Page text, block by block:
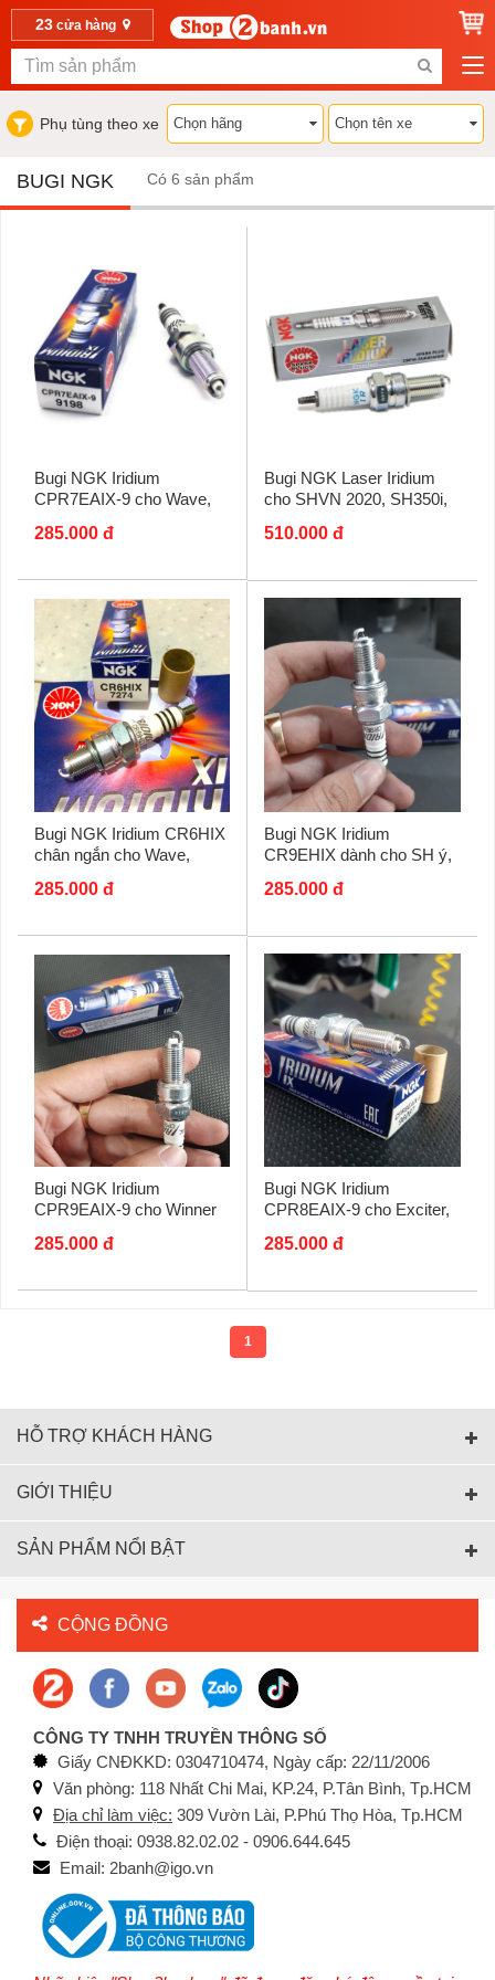
23cửa hàng
Phụ tùng theo xe
BUGI NGK Có 6 sản phẩm
Bugi NGK Iridium
CPR7EAIX-9 cho Wave,
285.000 đ
Bugi NGK Laser Iridium
cho SHVN 2020, SH350i,
ADV,...
510.000 đ
Bugi NGK Iridium CR6HIX
chân ngắn cho Wave,
285.000 đ
Bugi NGK Iridium
CR9EHIX dành cho SH ý,
285.000 đ
Bugi NGK Iridium
CPR9EAIX-9 cho Winner
PKL
285.000 đ
Bugi NGK Iridium
CPR8EAIX-9 cho Exciter,
chân dài...
285.000 đ
1
HỖ TRỢ KHÁCH HÀNG
GIỚI THIỆU
SẢN PHẨM NỔI BẬT
CỘNG ĐỒNG
CÔNG TY TNHH TRUYỀN THÔNG SỐ
Giấy CNĐKKD: 0304710474, Ngày cấp: 22/11/2006
Văn phòng: 118 Nhất Chi Mai, KP.24, P.Tân Bình, Tp.HCM
Địa chỉ làm việc: 309 Vườn Lài, P.Phú Thọ Hòa, Tp.HCM
Điện thoại: 0938.82.02.02 - 0906.644.645
Email: 2banh@igo.vn